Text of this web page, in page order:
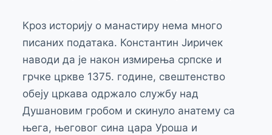
Кроз историју о манастиру нема много
писаних података. Константин Јиричек
наводи да је након измирења српске и
грчке цркве 1375. године, свештенство
обеју цркава одржало службу над
Душановим гробом и скинуло анатему са
њега, његовог сина цара Уроша и